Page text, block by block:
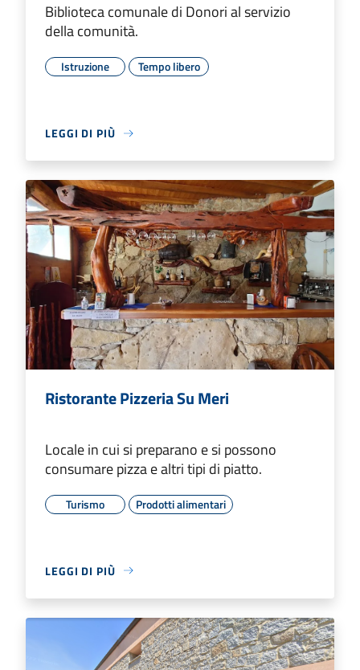
Biblioteca comunale di Donori al servizio
della comunità.
Istruzione Tempo libero
LEGGI DI PIÙ
Ristorante Pizzeria Su Meri
Locale in cui si preparano e si possono
consumare pizza e altri tipi di piatto.
Turismo Prodotti alimentari
LEGGI DI PIÙ